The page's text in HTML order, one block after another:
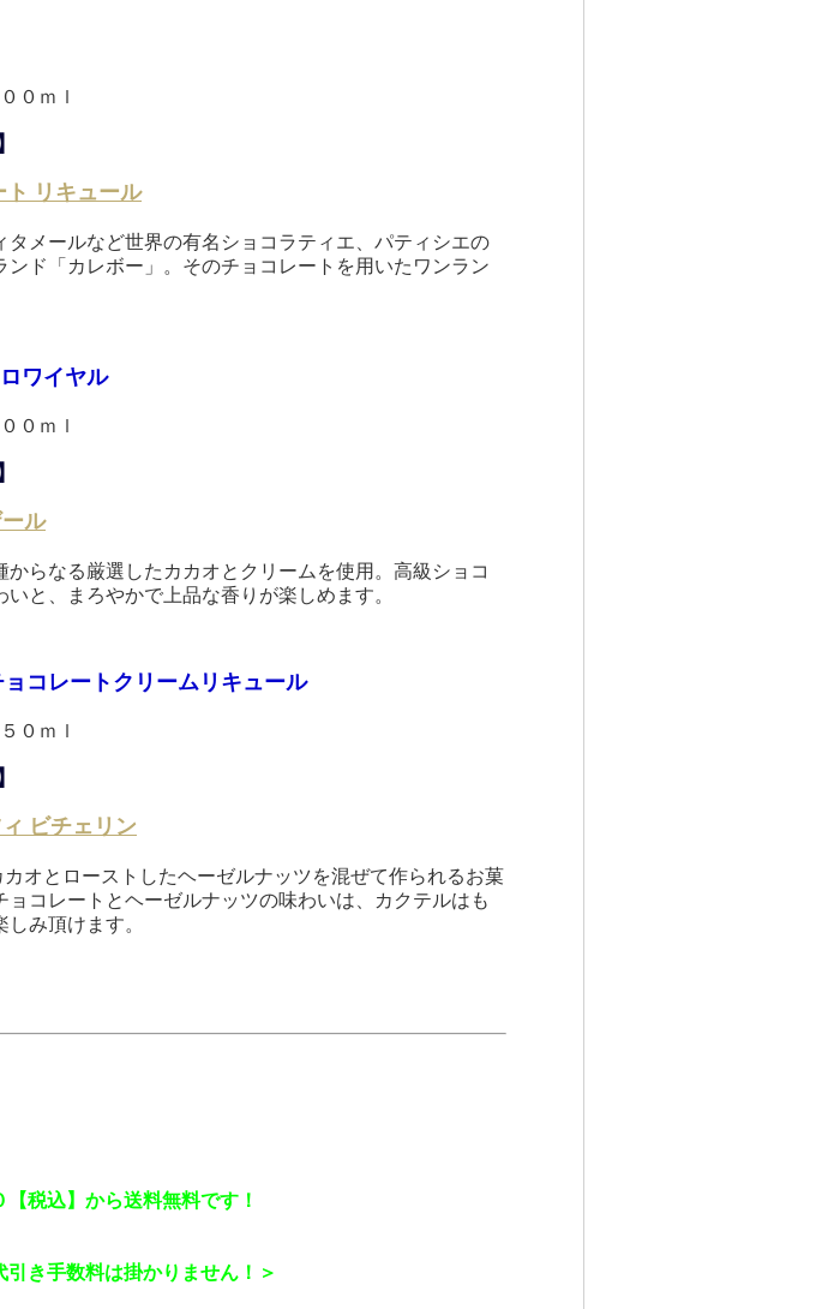
０ｍｌ
ト リキュール
メールなど世界の有名ショコラティエ、パティシエの
ド「カレボー」。そのチョコレートを用いたワンラン
ワイヤル
０ｍｌ
ル
らなる厳選したカカオとクリームを使用。高級ショコ
と、まろやかで上品な香りが楽しめます。
コレートクリームリキュール
０ｍｌ
ビチェリン
オとローストしたヘーゼルナッツを混ぜて作られるお菓
コレートとヘーゼルナッツの味わいは、カクテルはも
み頂けます。
税込】から送料無料です！
引き手数料は掛かりません！＞